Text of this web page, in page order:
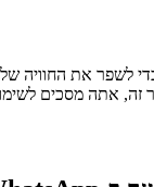
לשפר את החוויה
זה, אתה מסכים